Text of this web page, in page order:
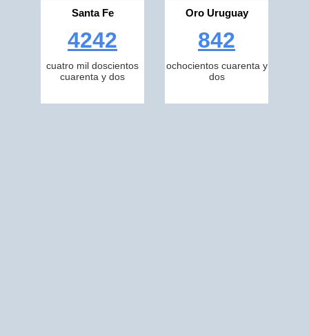
Santa Fe
4242
cuatro mil doscientos
cuarenta y dos
Oro Uruguay
842
ochocientos cuarenta y
dos